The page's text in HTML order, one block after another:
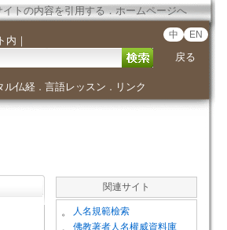
イトの内容を引用する．ホームページへ
内 ｜ 中 EN
戻る
ル仏経． 言語レッスン ． リンク
関連サイト
。 人名規範檢索
。 佛教著者人名權威資料庫